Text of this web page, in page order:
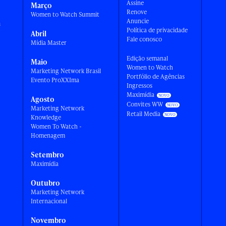
Março
Women to Watch Summit
Abril
Mídia Master
Maio
Marketing Network Brasil
Evento ProXXIma
Agosto
Marketing Network
Knowledge
Women To Watch -
Homenagem
Setembro
Maximídia
Outubro
Marketing Network
Internacional
Novembro
Assine
Renove
Anuncie
Política de privacidade
Fale conosco
Edição semanal
Women to Watch
Portfólio de Agências
Ingressos
Maximídia
Convites WW
Retail Media